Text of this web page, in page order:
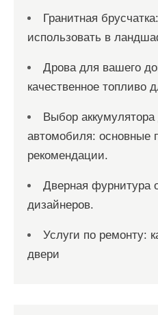
Гранитная
использовать в
Дрова для вашего
качественное топливо
Выбор
автомобиля: основные
рекомендации.
Дверная фурнитура
дизайнеров.
Услуги по ремонту:
двери